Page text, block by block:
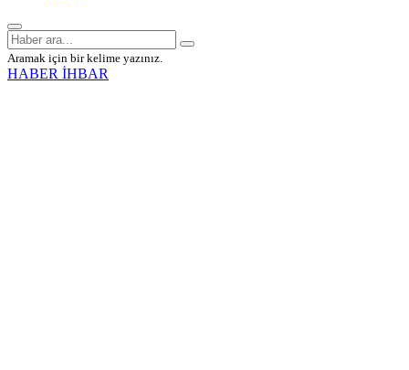
Aramak için bir kelime yazınız.
HABER İHBAR